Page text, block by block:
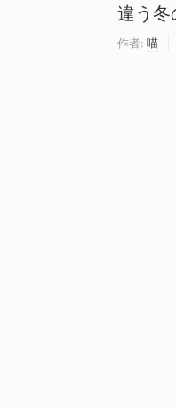
違う冬
作者: 喵